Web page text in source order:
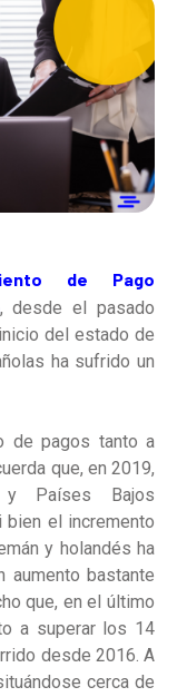
de Pago
, desde el pasado
del estado de
ha sufrido un
de pagos tanto a
que, en 2019,
y Países Bajos
bien el incremento
y holandés ha
aumento bastante
que, en el último
a superar los 14
desde 2016. A
cerca de